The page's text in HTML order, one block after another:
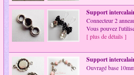
Support
Connecteur 2
Vous pouvez
[ plus de détails ]
Support
Ouvragé base